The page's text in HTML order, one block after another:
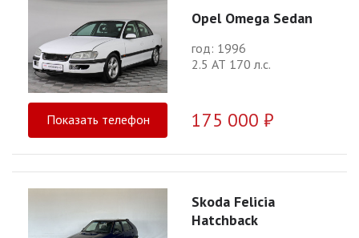
Opel Omega Sedan
год: 1996
2.5 АТ 170 л.с.
Показать телефон 175 000 ₽
Skoda Felicia
Hatchback